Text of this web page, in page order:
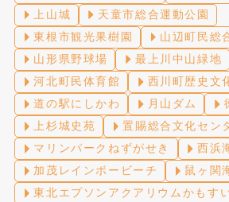
上山城
天童市総合運動公園
東根市観光果樹園
山辺町民総
山形県野球場
最上川中山緑地
河北町民体育館
西川町歴史文
道の駅にしかわ
月山ダム
上杉城史苑
置賜総合文化セン
マリンパークねずがせき
西浜
加茂レインボービーチ
鼠ヶ関
東北エプソンアクアリウムかもす